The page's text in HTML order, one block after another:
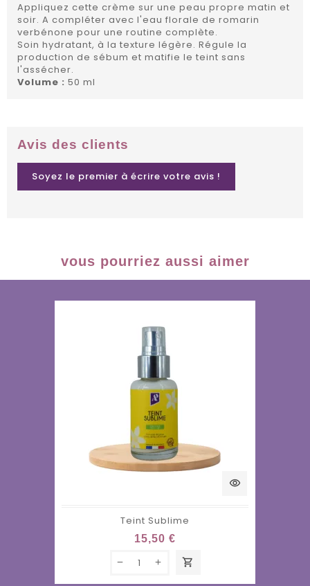
Appliquez cette crème sur une peau propre matin et
soir. A compléter avec l'eau florale de romarin
verbénone pour une routine complète.
Soin hydratant, à la texture légère. Régule la
production de sébum et matifie le teint sans
l'assécher.
Volume : 50 ml
Avis des clients
Soyez le premier à écrire votre avis !
vous pourriez aussi aimer
visibility
Teint Sublime
15,50 €
shopping_cart